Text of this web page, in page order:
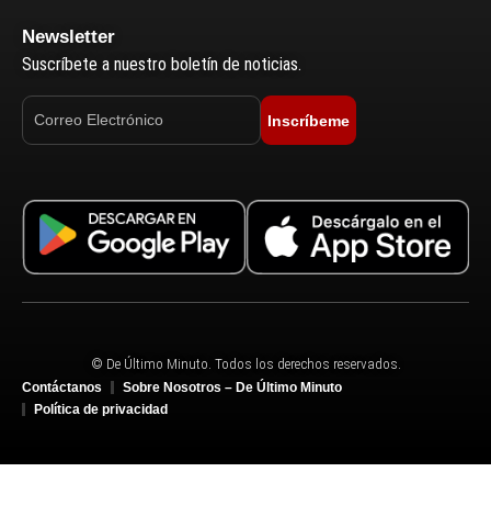
Newsletter
Suscríbete a nuestro boletín de noticias.
Inscríbeme
© De Último Minuto. Todos los derechos reservados.
Contáctanos
Sobre Nosotros – De Último Minuto
Política de privacidad